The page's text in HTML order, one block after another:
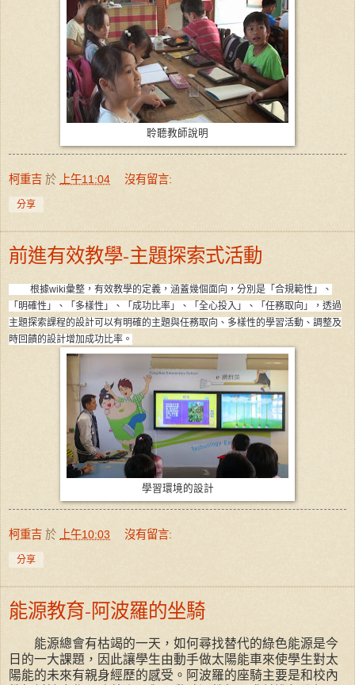
聆聽教師說明
柯重吉 於 上午11:04 沒有留言:
分享
前進有效教學-主題探索式活動
根據wiki彙整，有效教學的定義，涵蓋幾個面向，分別是「合規範性」、
「明確性」、「多樣性」、「成功比率」、「全心投入」、「任務取向」，透過
主題探索課程的設計可以有明確的主題與任務取向、多樣性的學習活動、調整及
時回饋的設計增加成功比率。
學習環境的設計
柯重吉 於 上午10:03 沒有留言:
分享
能源教育-阿波羅的坐騎
能源總會有枯竭的一天，如何尋找替代的綠色能源是今
日的一大課題，因此讓學生由動手做太陽能車來使學生對太
陽能的未來有親身經歷的感受。阿波羅的座騎主要是和校內